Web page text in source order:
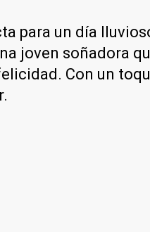
para un día
joven soñadora
Con un